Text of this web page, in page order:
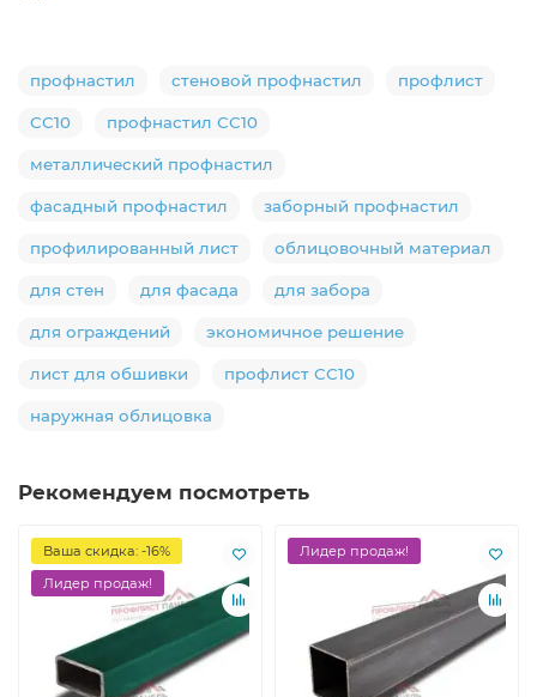
профнастил стеновой профнастил профлист
СС10 профнастил СС10
металлический профнастил
фасадный профнастил заборный профнастил
профилированный лист облицовочный материал
для стен для фасада для забора
для ограждений экономичное решение
лист для обшивки профлист СС10
наружная облицовка
Рекомендуем посмотреть
Ваша скидка: -16%
Лидер продаж!
Лидер продаж!